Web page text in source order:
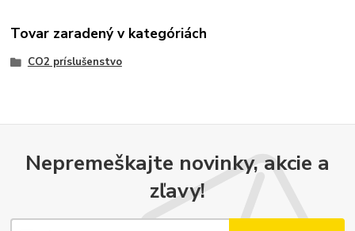
Tovar zaradený v kategóriách
CO2 príslušenstvo
Nepremeškajte novinky, akcie a
zľavy!